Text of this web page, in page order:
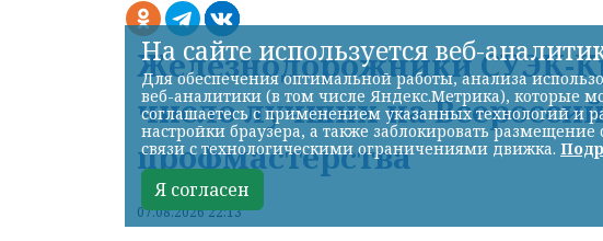
Железнодорожники СУЭК-
число лучших на
профмастерства
07.08.2026 22:13
На сайте используется веб-
Для обеспечения оптимальной работы, анализа
веб-аналитики (в том числе Яндекс.Метрика), которые
соглашаетесь с применением указанных технологий и
настройки браузера, а также заблокировать
связи с технологическими ограничениями движка.
Я согласен